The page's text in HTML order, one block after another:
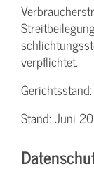
verpflichtet.
Stand: Juni